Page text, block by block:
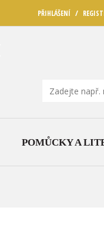
PŘIHLÁŠENÍ /
POMŮCKY A